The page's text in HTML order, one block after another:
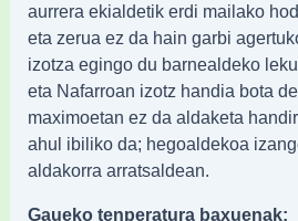
aurrera ekialdetik erdi mailako
eta zerua ez da hain garbi
izotza egingo du barnealdeko
eta Nafarroan izotz handia bota
maximoetan ez da aldaketa
ahul ibiliko da; hegoaldekoa
aldakorra arratsaldean.
Gaueko tenperatura baxuenak: